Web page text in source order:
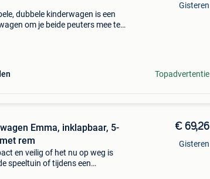
dubbele kinderwagen is een
om je beide peuters mee te
Gisteren
Topadvertentie
Emma, inklapbaar, 5-
rem
en veilig of het nu op weg is
speeltuin of tijdens een
€ 69,26
Gisteren